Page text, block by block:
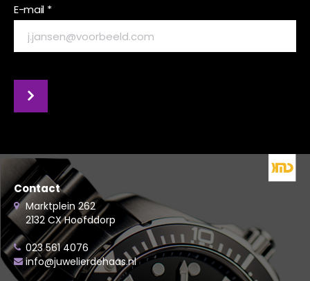
E-mail *
Contact
Marktplein 262
2132 CX Hoofddorp
023 561 4076
info@juwelierdehaas.nl